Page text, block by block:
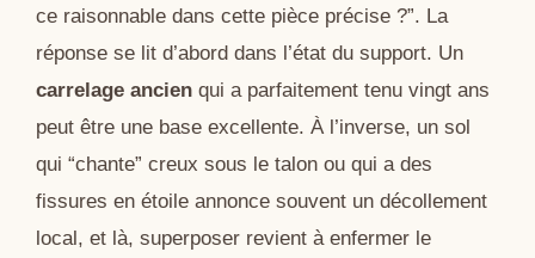
ce raisonnable dans cette pièce précise ?”. La
réponse se lit d’abord dans l’état du support. Un
carrelage ancien qui a parfaitement tenu vingt ans
peut être une base excellente. À l’inverse, un sol
qui “chante” creux sous le talon ou qui a des
fissures en étoile annonce souvent un décollement
local, et là, superposer revient à enfermer le